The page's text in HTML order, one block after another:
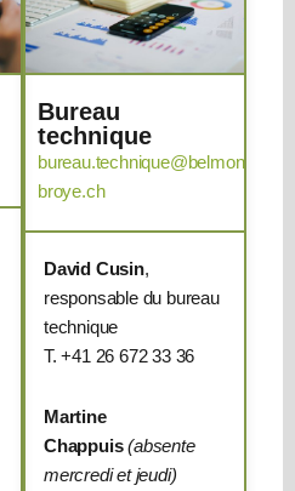
Bureau
technique
bureau.technique@belmont-
broye.ch
David Cusin,
responsable du bureau
technique
T. +41 26 672 33 36
Martine
Chappuis (absente
mercredi et jeudi)